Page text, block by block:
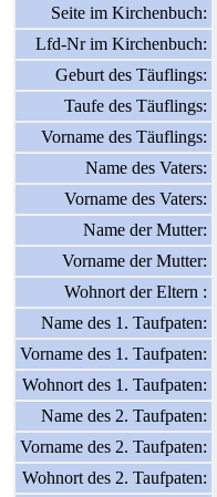
Seite im Kirchenbuch:
Lfd-Nr im Kirchenbuch:
Geburt des Täuflings:
Taufe des Täuflings:
Vorname des Täuflings:
Name des Vaters:
Vorname des Vaters:
Name der Mutter:
Vorname der Mutter:
Wohnort der Eltern :
Name des 1. Taufpaten:
Vorname des 1. Taufpaten:
Wohnort des 1. Taufpaten:
Name des 2. Taufpaten:
Vorname des 2. Taufpaten:
Wohnort des 2. Taufpaten: